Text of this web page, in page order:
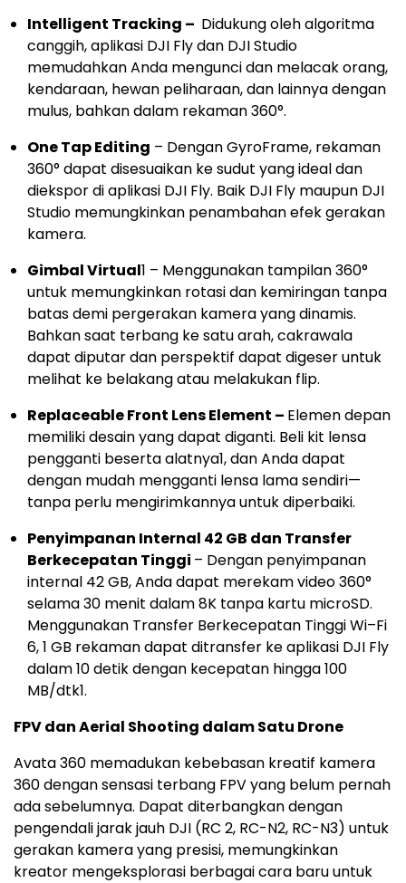
Intelligent Tracking – Didukung oleh algoritma
canggih, aplikasi DJI Fly dan DJI Studio
memudahkan Anda mengunci dan melacak orang,
kendaraan, hewan peliharaan, dan lainnya dengan
mulus, bahkan dalam rekaman 360°.
One Tap Editing – Dengan GyroFrame, rekaman
360° dapat disesuaikan ke sudut yang ideal dan
diekspor di aplikasi DJI Fly. Baik DJI Fly maupun DJI
Studio memungkinkan penambahan efek gerakan
kamera.
Gimbal Virtual1 – Menggunakan tampilan 360°
untuk memungkinkan rotasi dan kemiringan tanpa
batas demi pergerakan kamera yang dinamis.
Bahkan saat terbang ke satu arah, cakrawala
dapat diputar dan perspektif dapat digeser untuk
melihat ke belakang atau melakukan flip.
Replaceable Front Lens Element – Elemen depan
memiliki desain yang dapat diganti. Beli kit lensa
pengganti beserta alatnya1, dan Anda dapat
dengan mudah mengganti lensa lama sendiri—
tanpa perlu mengirimkannya untuk diperbaiki.
Penyimpanan Internal 42 GB dan Transfer
Berkecepatan Tinggi – Dengan penyimpanan
internal 42 GB, Anda dapat merekam video 360°
selama 30 menit dalam 8K tanpa kartu microSD.
Menggunakan Transfer Berkecepatan Tinggi Wi–Fi
6, 1 GB rekaman dapat ditransfer ke aplikasi DJI Fly
dalam 10 detik dengan kecepatan hingga 100
MB/dtk1.
FPV dan Aerial Shooting dalam Satu Drone
Avata 360 memadukan kebebasan kreatif kamera
360 dengan sensasi terbang FPV yang belum pernah
ada sebelumnya. Dapat diterbangkan dengan
pengendali jarak jauh DJI (RC 2, RC-N2, RC-N3) untuk
gerakan kamera yang presisi, memungkinkan
kreator mengeksplorasi berbagai cara baru untuk